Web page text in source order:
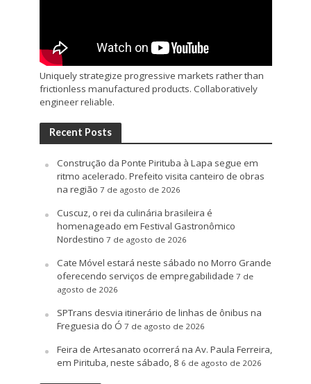
Uniquely strategize progressive markets rather than
frictionless manufactured products. Collaboratively
engineer reliable.
Recent Posts
Construção da Ponte Pirituba à Lapa segue em
ritmo acelerado. Prefeito visita canteiro de obras
na região 7 de agosto de 2026
Cuscuz, o rei da culinária brasileira é
homenageado em Festival Gastronômico
Nordestino 7 de agosto de 2026
Cate Móvel estará neste sábado no Morro Grande
oferecendo serviços de empregabilidade 7 de
agosto de 2026
SPTrans desvia itinerário de linhas de ônibus na
Freguesia do Ó 7 de agosto de 2026
Feira de Artesanato ocorrerá na Av. Paula Ferreira,
em Pirituba, neste sábado, 8 6 de agosto de 2026